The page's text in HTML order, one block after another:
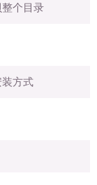
个目录
方式